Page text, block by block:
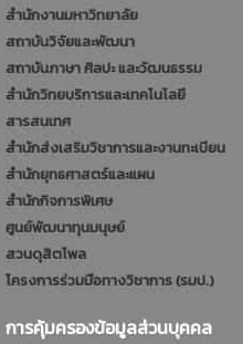
สำนักงานมหาวิทยาลัย
สถาบันวิจัยและพัฒนา
สถาบันภาษา ศิลปะ และวัฒนธรรม
สำนักวิทยบริการและเทคโนโลยี
สารสนเทศ
สำนักส่งเสริมวิชาการและงานทะเบียน
สำนักยุทธศาสตร์และแผน
สำนักกิจการพิเศษ
ศูนย์พัฒนาทุนมนุษย์
สวนดุสิตโพล
โครงการร่วมมือทางวิชาการ (รมป.)
การคุ้มครองข้อมูลส่วนบุคคล